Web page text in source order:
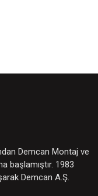
Demcan Montaj ve
başlamıştır. 1983
Demcan A.Ş.